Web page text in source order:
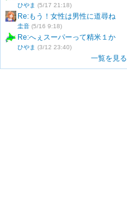
ひやま (5/17 21:18)
Re:もう！女性は男性に道尋ね
圭音 (5/16 9:18)
Re:へぇスーパーって精米１か
ひやま (3/12 23:40)
一覧を見る